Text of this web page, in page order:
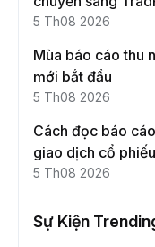
5 Th08 2026
Mùa báo cáo thu
mới bắt đầu
5 Th08 2026
Cách đọc báo
giao dịch cổ phiếu
5 Th08 2026
Sự Kiện